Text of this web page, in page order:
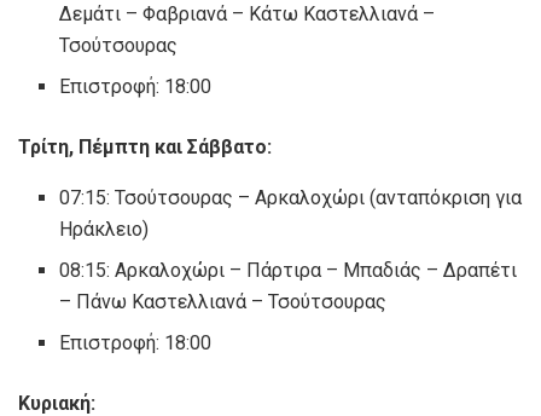
Δεμάτι – Φαβριανά – Κάτω Καστελλιανά –
Τσούτσουρας
Επιστροφή: 18:00
Τρίτη, Πέμπτη και Σάββατο:
07:15: Τσούτσουρας – Αρκαλοχώρι (ανταπόκριση για
Ηράκλειο)
08:15: Αρκαλοχώρι – Πάρτιρα – Μπαδιάς – Δραπέτι
– Πάνω Καστελλιανά – Τσούτσουρας
Επιστροφή: 18:00
Κυριακή: